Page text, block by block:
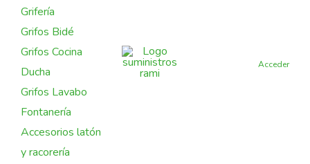
Grifería
Grifos Bidé
Grifos Cocina
Ducha
Grifos Lavabo
Fontanería
Accesorios latón
y racorería
Acceder